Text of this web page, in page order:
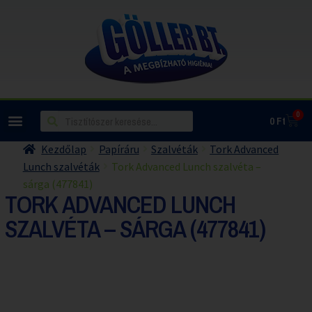
0Ft 0
Kezdőlap Papíráru Szalvéták
Tork Advanced
Lunch szalvéták
Tork Advanced Lunch szalvéta –
sárga (477841)
TORK ADVANCED LUNCH
SZALVÉTA – SÁRGA (477841)